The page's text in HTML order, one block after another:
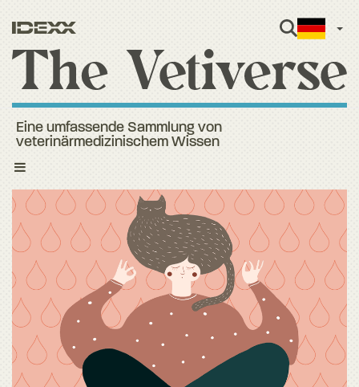
Toggle
Eine umfassende Sammlung von
veterinärmedizinischem Wissen